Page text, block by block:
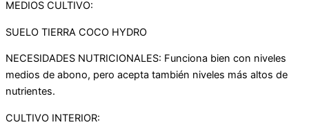
MEDIOS CULTIVO:
SUELO TIERRA COCO HYDRO
NECESIDADES NUTRICIONALES: Funciona bien con niveles
medios de abono, pero acepta también niveles más altos de
nutrientes.
CULTIVO INTERIOR: